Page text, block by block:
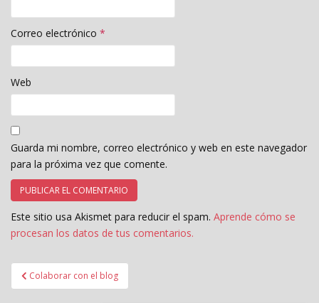
Correo electrónico *
Web
Guarda mi nombre, correo electrónico y web en este navegador
para la próxima vez que comente.
Este sitio usa Akismet para reducir el spam. Aprende cómo se
procesan los datos de tus comentarios.
Navegación
de
Colaborar con el blog